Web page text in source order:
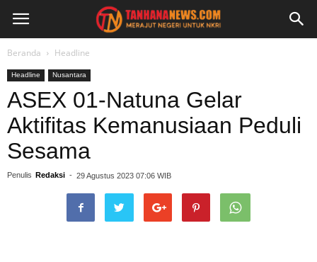
Beranda Headline
Headline Nusantara
ASEX 01-Natuna Gelar
Aktifitas Kemanusiaan Peduli
Sesama
Penulis Redaksi - 29 Agustus 2023 07:06 WIB